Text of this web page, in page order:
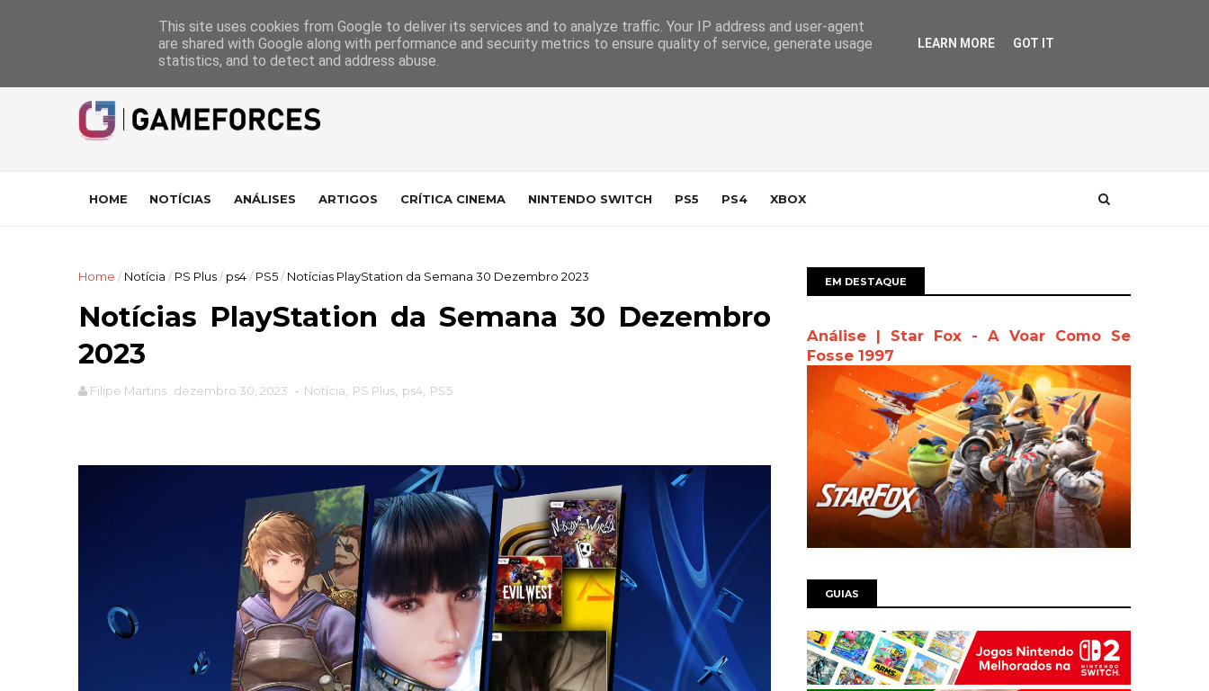
A equipa Pontuações das Análises Suporte da Indústria Contacto
HOME NOTÍCIAS ANÁLISES ARTIGOS CRÍTICA CINEMA NINTENDO SWITCH PS5 PS4 XBOX
Home / Notícia / PS Plus/ ps4/ PS5/ Notícias PlayStation da Semana 30 Dezembro 2023
Notícias PlayStation da Semana 30 Dezembro
2023
Filipe Martins dezembro 30, 2023 - Notícia PS Plus ps4 PS5
EM DESTAQUE
Análise | Star Fox - A Voar Como Se
Fosse 1997
GUIAS
This site uses cookies from Google to deliver its services and to analyze traffic. Your IP address and user-agent
are shared with Google along with performance and security metrics to ensure quality of service, generate usage
statistics, and to detect and address abuse.
LEARN MORE GOT IT